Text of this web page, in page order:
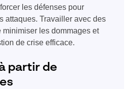
les défenses pour
attaques. Travailler avec des
minimiser les dommages et
de crise efficace.
partir de